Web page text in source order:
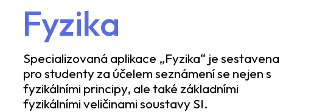
Fyzika
Specializovaná aplikace „Fyzika“ je sestavena
pro studenty za účelem seznámení se nejen s
fyzikálními principy, ale také základními
fyzikálními veličinami soustavy SI.